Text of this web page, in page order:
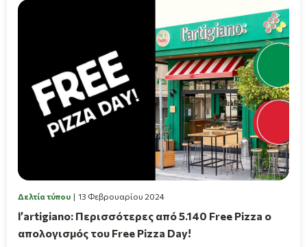
Δελτία τύπου 13 Φεβρουαρίου 2024
l’artigiano: Περισσότερες από 5.140 Free Pizza ο
απολογισμός του Free Pizza Day!